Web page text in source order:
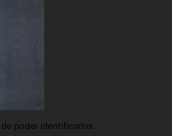
poder identificarlos.